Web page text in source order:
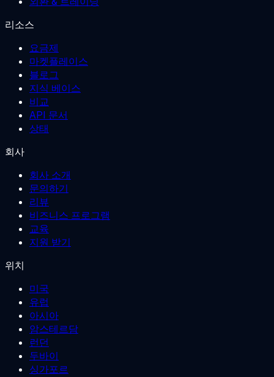
리소스
요금제
마켓플레이스
블로그
지식 베이스
비교
API 문서
상태
회사
회사 소개
문의하기
리뷰
비즈니스 프로그램
교육
지원 받기
위치
미국
유럽
아시아
암스테르담
런던
두바이
싱가포르